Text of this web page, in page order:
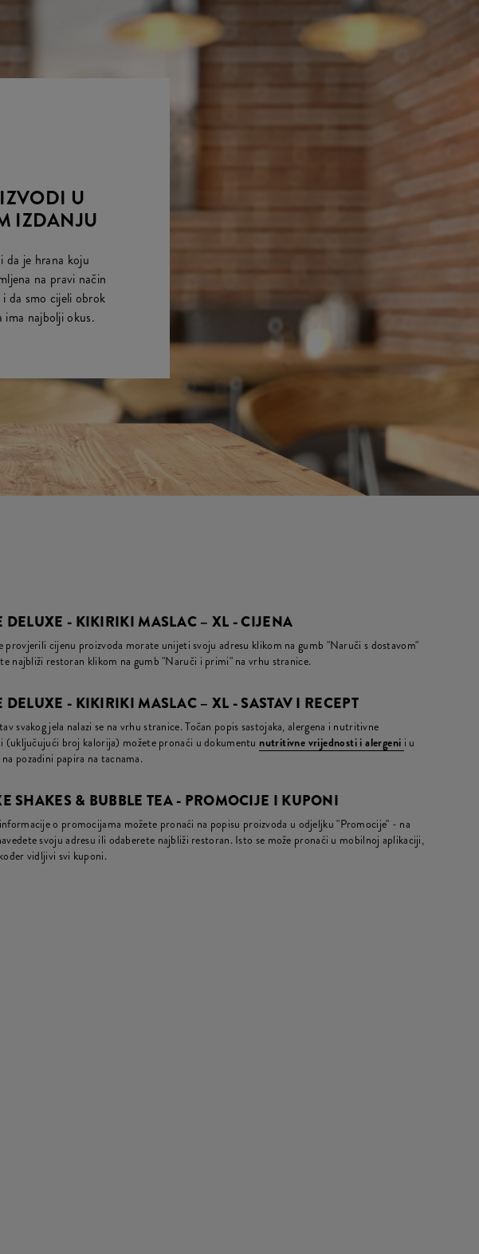
U
IZDANJU
da je hrana koju
na pravi način
da smo cijeli obrok
ima najbolji okus.
DELUXE - KIKIRIKI MASLAC – XL - CIJENA
provjerili cijenu proizvoda morate unijeti svoju adresu klikom na gumb "Naruči s dostavom"
najbliži restoran klikom na gumb "Naruči i primi" na vrhu stranice.
DELUXE - KIKIRIKI MASLAC – XL - SASTAV I RECEPT
svakog jela nalazi se na vrhu stranice. Točan popis sastojaka, alergena i nutritivne
(uključujući broj kalorija) možete pronaći u dokumentu nutritivne vrijednosti i alergeni i u
pozadini papira na tacnama.
SHAKES & BUBBLE TEA - PROMOCIJE I KUPONI
o promocijama možete pronaći na popisu proizvoda u odjeljku "Promocije" - na
svoju adresu ili odaberete najbliži restoran. Isto se može pronaći u mobilnoj aplikaciji,
vidljivi svi kuponi.